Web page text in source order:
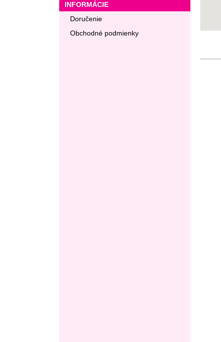
INFORMÁCIE
Doručenie
Obchodné podmienky